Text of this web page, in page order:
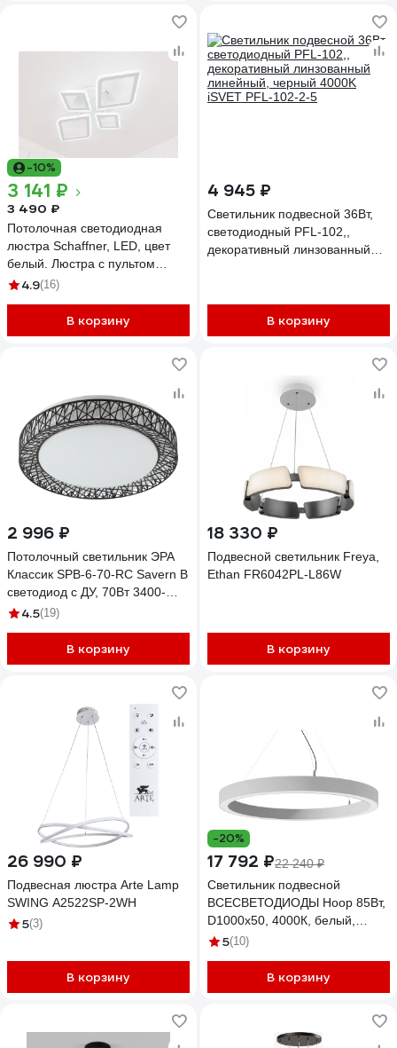
-10%
3 141 ₽
3 490 ₽
Потолочная светодиодная
люстра Schaffner, LED, цвет
белый. Люстра с пультом
управления, мощность 76 Вт.
Площадь освещения до 18 м2
Oleoso 2720-2+2
4.9(16)
В корзину
4 945 ₽
Светильник подвесной 36Вт,
светодиодный PFL-102,,
декоративный линзованный
В корзину
2 996 ₽
Потолочный светильник ЭРА
Классик SPB-6-70-RC Savern В
светодиод с ДУ, 70Вт 3400-
5500К Б0051096
4.5(19)
В корзину
18 330 ₽
Подвесной светильник Freya,
Ethan FR6042PL-L86W
В корзину
26 990 ₽
Подвесная люстра Arte Lamp
SWING A2522SP-2WH
5(3)
В корзину
-20%
17 792 ₽22 240 ₽
Светильник подвесной
ВСЕСВЕТОДИОДЫ Hoop 85Вт,
D1000x50, 4000К, белый,
подвесной, IP40 vs-ds-Hoop-
5(10)
В корзину